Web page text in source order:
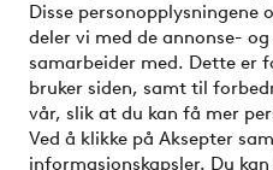
Disse personopplysningene
deler vi med de annonse-
samarbeider med. Dette er
bruker siden, samt til
vår, slik at du kan få mer
Ved å klikke på Aksepter
informasjonskapsler. Du
Om Jotex
Våre tjenester
Vilkår